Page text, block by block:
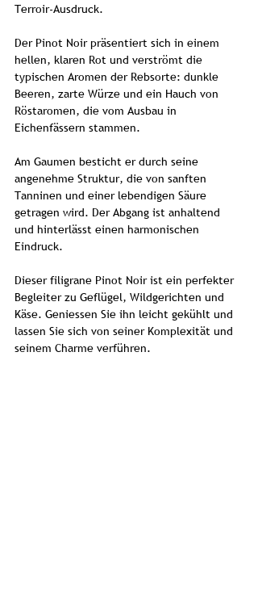
Terroir-Ausdruck.
Der Pinot Noir präsentiert sich in einem
hellen, klaren Rot und verströmt die
typischen Aromen der Rebsorte: dunkle
Beeren, zarte Würze und ein Hauch von
Röstaromen, die vom Ausbau in
Eichenfässern stammen.
Am Gaumen besticht er durch seine
angenehme Struktur, die von sanften
Tanninen und einer lebendigen Säure
getragen wird. Der Abgang ist anhaltend
und hinterlässt einen harmonischen
Eindruck.
Dieser filigrane Pinot Noir ist ein perfekter
Begleiter zu Geflügel, Wildgerichten und
Käse. Geniessen Sie ihn leicht gekühlt und
lassen Sie sich von seiner Komplexität und
seinem Charme verführen.